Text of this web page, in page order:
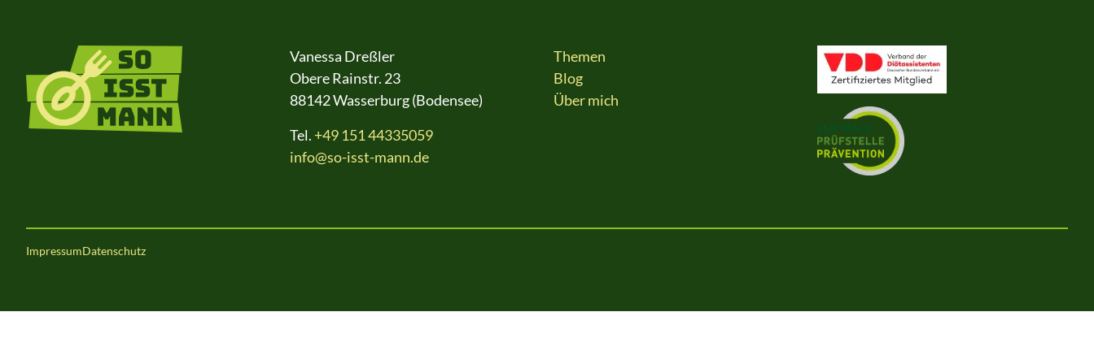
Zur Startseite
Vanessa Dreßler
Obere Rainstr. 23
88142 Wasserburg (Bodensee)
Tel. ‭ +49 151 44335059
info@so-isst-mann.de
Themen
Blog
Über mich
ImpressumDatenschutz